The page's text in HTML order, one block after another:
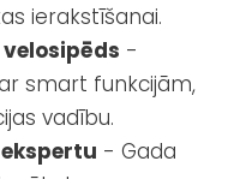
ierakstīšanai.
-
smart funkcijām,
vadību.
- Gada